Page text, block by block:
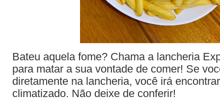
Bateu aquela fome? Chama a lancheria
para matar a sua vontade de comer! Se
diretamente na lancheria, você irá
climatizado. Não deixe de conferir!